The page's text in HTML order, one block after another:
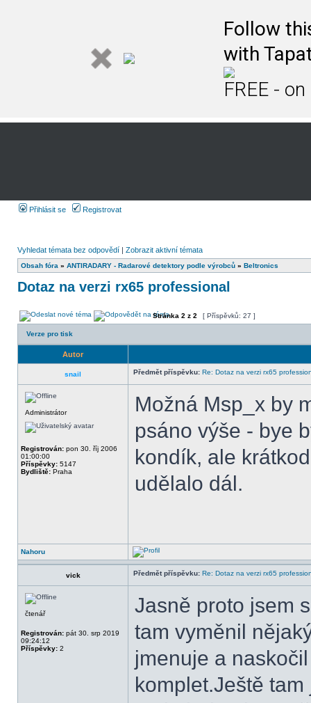
Follow
with
FREE -
Přihlásit se Registrovat
Vyhledat témata bez odpovědí | Zobrazit aktivní témata
Obsah fóra » ANTIRADARY - Radarové detektory podle výrobců » Beltronics
Dotaz na verzi rx65 professional
Stránka 2 z 2 [ Příspěvků: 27 ]
Verze pro tisk
Autor
snail Předmět příspěvku: Re: Dotaz na verzi rx65
Administrátor
Registrován: pon 30. říj 2006
01:00:00
Příspěvky: 5147
Bydliště: Praha
Možná Msp_x by
psáno výše - bye
kondík, ale
udělalo dál.
Nahoru
vick Předmět příspěvku: Re: Dotaz na verzi rx65
čtenář
Registrován: pát 30. srp 2019
09:24:12
Příspěvky: 2
Jasně proto jsem
tam vyměnil
jmenuje a
komplet.Ještě